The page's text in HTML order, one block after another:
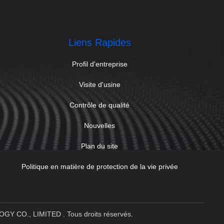
Liens Rapides
Profil d'entreprise
Visite d'usine
Contrôle de qualité
Nouvelles
Plan du site
Politique en matière de protection de la vie privée
CO., LIMITED . Tous droits réservés.